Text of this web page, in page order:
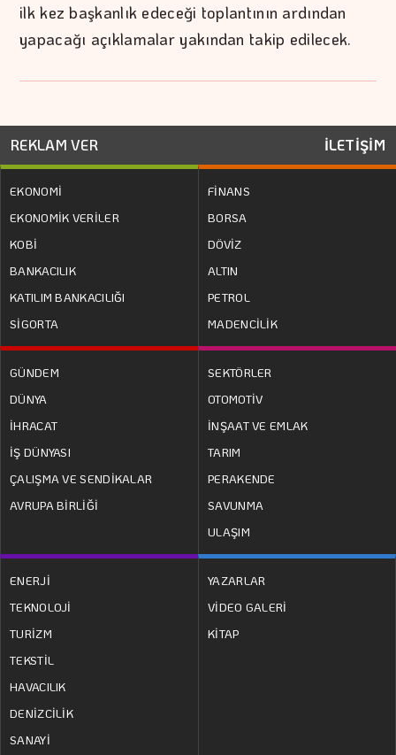
ilk kez başkanlık edeceği toplantının ardından
yapacağı açıklamalar yakından takip edilecek.
REKLAM VER İLETİŞİM
EKONOMİ
EKONOMİK VERİLER
KOBİ
BANKACILIK
KATILIM BANKACILIĞI
SİGORTA
FİNANS
BORSA
DÖVİZ
ALTIN
PETROL
MADENCİLİK
GÜNDEM
DÜNYA
İHRACAT
İŞ DÜNYASI
ÇALIŞMA VE SENDİKALAR
AVRUPA BİRLİĞİ
SEKTÖRLER
OTOMOTİV
İNŞAAT VE EMLAK
TARIM
PERAKENDE
SAVUNMA
ULAŞIM
ENERJİ
TEKNOLOJİ
TURİZM
TEKSTİL
HAVACILIK
DENİZCİLİK
SANAYİ
YAZARLAR
VİDEO GALERİ
KİTAP